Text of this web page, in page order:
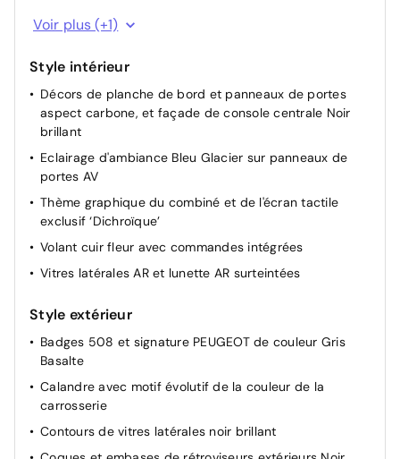
compartiment de rangement éclairé
préconditionnement thermique du véhicule
Eclairage intérieur LED : Plafonniers AV et AR avec 2
spots de lecture, Pare soleil avec miroirs de courtoisie
éclairés, rangements, caves à pieds
Pack Visibilité Allumage automatique des feux de
croisement; Essuie vitre AV à déclenchement
automatique; Eclairage d'accompagnement
automatique
Prises USB-C au 1er rang (x2) Dans le rangement sous
l'accoudoir central AV: x1 charge/data / x1 charge
Voir plus (+1)
Style intérieur
Décors de planche de bord et panneaux de portes
aspect carbone, et façade de console centrale Noir
brillant
Eclairage d'ambiance Bleu Glacier sur panneaux de
portes AV
Thème graphique du combiné et de l'écran tactile
exclusif ‘Dichroïque’
Volant cuir fleur avec commandes intégrées
Vitres latérales AR et lunette AR surteintées
Style extérieur
Badges 508 et signature PEUGEOT de couleur Gris
Basalte
Calandre avec motif évolutif de la couleur de la
carrosserie
Contours de vitres latérales noir brillant